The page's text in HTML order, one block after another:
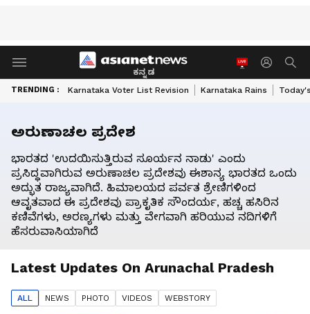
ಕನ್ನಡ
TRENDING : Karnataka Voter List Revision Karnataka Rains
ಅರುಣಾಚಲ ಪ್ರದೇಶ
ಭಾರತದ 'ಉದಯಿಸುತ್ತಿರುವ ಸೂರ್ಯನ ನಾಡು' ಎಂದು
ಪ್ರಸಿದ್ಧವಾಗಿರುವ ಅರುಣಾಚಲ ಪ್ರದೇಶವು ಈಶಾನ್ಯ ಭಾರತದ ಒಂದು
ಅದ್ಭುತ ರಾಜ್ಯವಾಗಿದೆ. ಹಿಮಾಲಯದ ಪರ್ವತ ಶ್ರೇಣಿಗಳಿಂದ
ಆವೃತವಾದ ಈ ಪ್ರದೇಶವು ಪ್ರಾಕೃತಿಕ ಸೌಂದರ್ಯ, ಹಚ್ಚ ಹಸಿರಿನ
ಕಣಿವೆಗಳು, ಅರಣ್ಯಗಳು ಮತ್ತು ವೇಗವಾಗಿ ಹರಿಯುವ ನದಿಗಳಿಗೆ
ಹೆಸರುವಾಸಿಯಾಗಿದೆ
Latest Updates On Arunachal Pradesh
ALL NEWS PHOTO VIDEOS WEBSTORY